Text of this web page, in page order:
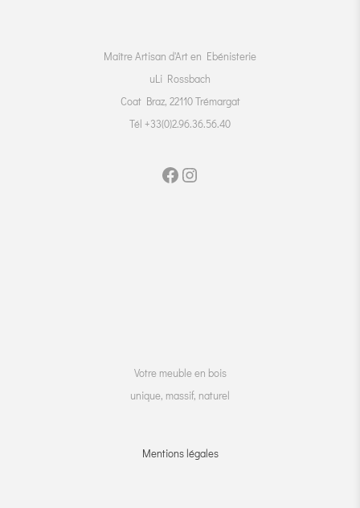
Maître Artisan d'Art en Ebénisterie
uLi Rossbach
Coat Braz, 22110 Trémargat
Tél +33(0)2.96.36.56.40
Votre meuble en bois
unique, massif, naturel
Mentions légales